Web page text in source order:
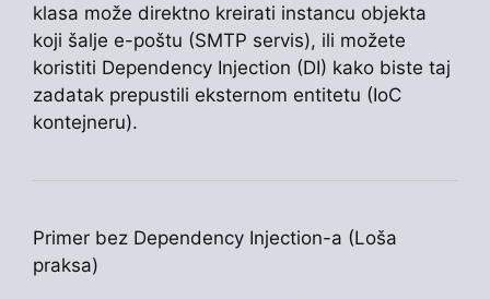
klasa može direktno kreirati instancu objekta
koji šalje e-poštu (SMTP servis), ili možete
koristiti Dependency Injection (DI) kako biste taj
zadatak prepustili eksternom entitetu (IoC
kontejneru).
Primer bez Dependency Injection-a (Loša
praksa)